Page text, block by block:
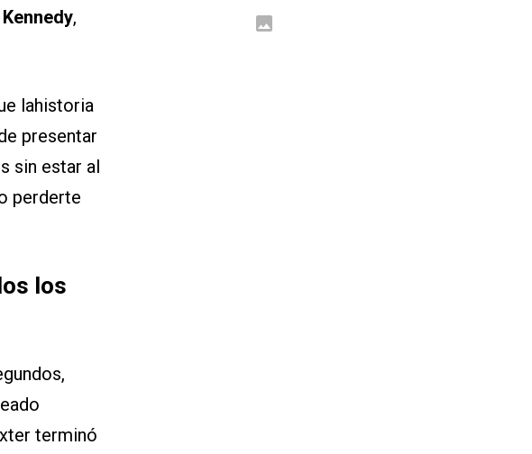
,
lahistoria
presentar
sin estar al
perderte
los
terminó